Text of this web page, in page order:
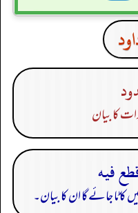
کا بیان
جائے گا ان کا بیان۔